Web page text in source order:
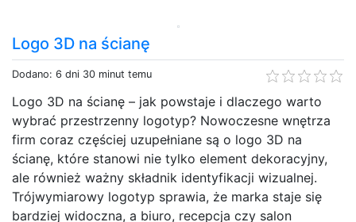
Logo 3D na ścianę
Dodano: 6 dni 30 minut temu
Logo 3D na ścianę – jak powstaje i dlaczego warto
wybrać przestrzenny logotyp? Nowoczesne wnętrza
firm coraz częściej uzupełniane są o logo 3D na
ścianę, które stanowi nie tylko element dekoracyjny,
ale również ważny składnik identyfikacji wizualnej.
Trójwymiarowy logotyp sprawia, że marka staje się
bardziej widoczna, a biuro, recepcja czy salon